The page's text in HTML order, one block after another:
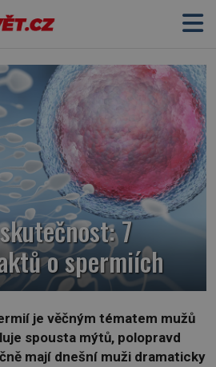
7
o spermiích
je věčným tématem mužů
spousta mýtů, polopravd
mají dnešní muži dramaticky